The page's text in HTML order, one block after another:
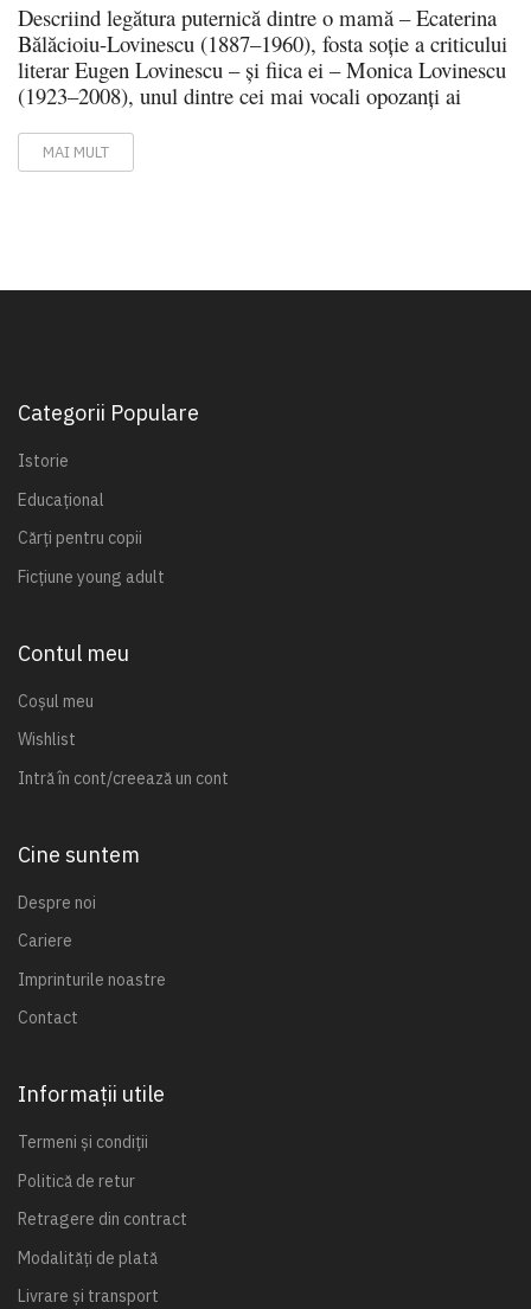
Descriind legătura puternică dintre o mamă – Ecaterina
Bălăcioiu-Lovinescu (1887–1960), fosta soție a criticului
literar Eugen Lovinescu – și fiica ei – Monica Lovinescu
(1923–2008), unul dintre cei mai vocali opozanți ai
MAI MULT
Categorii Populare
Istorie
Educațional
Cărți pentru copii
Ficțiune young adult
Contul meu
Coșul meu
Wishlist
Intră în cont/creează un cont
Cine suntem
Despre noi
Cariere
Imprinturile noastre
Contact
Informații utile
Termeni și condiții
Politică de retur
Retragere din contract
Modalități de plată
Livrare și transport